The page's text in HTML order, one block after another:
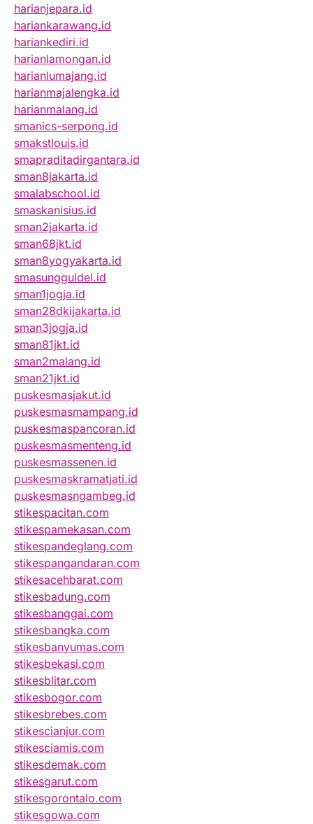
harianjepara.id
hariankarawang.id
hariankediri.id
harianlamongan.id
harianlumajang.id
harianmajalengka.id
harianmalang.id
smanics-serpong.id
smakstlouis.id
smapraditadirgantara.id
sman8jakarta.id
smalabschool.id
smaskanisius.id
sman2jakarta.id
sman68jkt.id
sman8yogyakarta.id
smasungguldel.id
sman1jogja.id
sman28dkijakarta.id
sman3jogja.id
sman81jkt.id
sman2malang.id
sman21jkt.id
puskesmasjakut.id
puskesmasmampang.id
puskesmaspancoran.id
puskesmasmenteng.id
puskesmassenen.id
puskesmaskramatjati.id
puskesmasngambeg.id
stikespacitan.com
stikespamekasan.com
stikespandeglang.com
stikespangandaran.com
stikesacehbarat.com
stikesbadung.com
stikesbanggai.com
stikesbangka.com
stikesbanyumas.com
stikesbekasi.com
stikesblitar.com
stikesbogor.com
stikesbrebes.com
stikescianjur.com
stikesciamis.com
stikesdemak.com
stikesgarut.com
stikesgorontalo.com
stikesgowa.com